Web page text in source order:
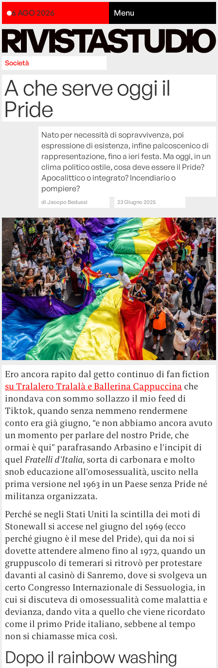
6 AGO 2026 Menu
Società
A che serve oggi il
Pride
Nato per necessità di sopravvivenza, poi
espressione di esistenza, infine palcoscenico di
rappresentazione, fino a ieri festa. Ma oggi, in un
clima politico ostile, cosa deve essere il Pride?
Apocalittico o integrato? Incendiario o
pompiere?
diJacopo Bedussi 23 Giugno 2025
Ero ancora rapito dal getto continuo di fan fiction
su Tralalero Tralalà e Ballerina Cappuccina che
inondava con sommo sollazzo il mio feed di
Tiktok, quando senza nemmeno rendermene
conto era già giugno, “e non abbiamo ancora avuto
un momento per parlare del nostro Pride, che
ormai è qui” parafrasando Arbasino e l’incipit di
quelFratelli d’Italia, sorta di carbonara e molto
snob educazione all’omosessualità, uscito nella
prima versione nel 1963 in un Paese senza Pride né
militanza organizzata.
Perché se negli Stati Uniti la scintilla dei moti di
Stonewall si accese nel giugno del 1969 (ecco
perché giugno è il mese del Pride), qui da noi si
dovette attendere almeno fino al 1972, quando un
gruppuscolo di temerari si ritrovò per protestare
davanti al casinò di Sanremo, dove si svolgeva un
certo Congresso Internazionale di Sessuologia, in
cui si discuteva di omosessualità come malattia e
devianza, dando vita a quello che viene ricordato
come il primo Pride italiano, sebbene al tempo
non si chiamasse mica così.
Dopo il rainbow washing